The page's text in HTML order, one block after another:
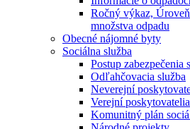
Ročný výkaz,
množstva odpadu
Obecné nájomné byty
Sociálna služba
Postup zabezpečenia
Odľahčovacia služba
Neverejní
Verejní
Komunitný plán